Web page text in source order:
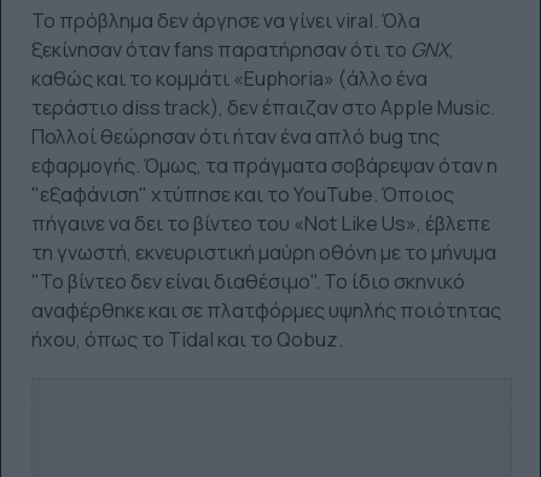
Το πρόβλημα δεν άργησε να γίνει viral. Όλα
ξεκίνησαν όταν fans παρατήρησαν ότι το GNX,
καθώς και το κομμάτι «Euphoria» (άλλο ένα
τεράστιο diss track), δεν έπαιζαν στο Apple Music.
Πολλοί θεώρησαν ότι ήταν ένα απλό bug της
εφαρμογής. Όμως, τα πράγματα σοβάρεψαν όταν η
"εξαφάνιση" χτύπησε και το YouTube. Όποιος
πήγαινε να δει το βίντεο του «Not Like Us», έβλεπε
τη γνωστή, εκνευριστική μαύρη οθόνη με το μήνυμα
"Το βίντεο δεν είναι διαθέσιμο". Το ίδιο σκηνικό
αναφέρθηκε και σε πλατφόρμες υψηλής ποιότητας
ήχου, όπως το Tidal και το Qobuz.